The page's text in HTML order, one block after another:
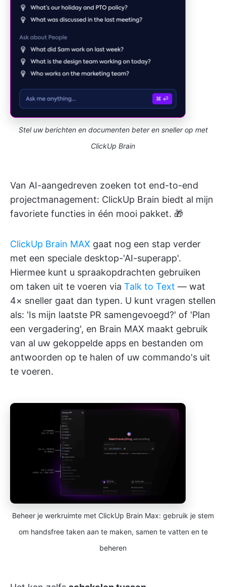
Stel uw berichten en documenten beter en sneller op met
ClickUp Brain
Van AI-aangedreven zoeken tot end-to-end
projectmanagement: ClickUp Brain biedt al mijn
favoriete functies in één mooi pakket. 🎁
ClickUp Brain MAX gaat nog een stap verder
met een speciale desktop-'AI-superapp'.
Hiermee kunt u spraakopdrachten gebruiken
om taken uit te voeren via Talk to Text — wat
4× sneller gaat dan typen. U kunt vragen stellen
als: 'Is mijn laatste PR samengevoegd?' of 'Plan
een vergadering', en Brain MAX maakt gebruik
van al uw gekoppelde apps en bestanden om
antwoorden op te halen of uw commando's uit
te voeren.
Beheer je werkruimte met ClickUp Brain Max: gebruik je stem
om handsfree taken aan te maken, samen te vatten en te
beheren